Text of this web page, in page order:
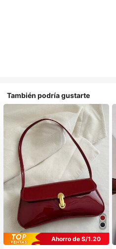
También podría gustarte
Ahorro de S/1.20